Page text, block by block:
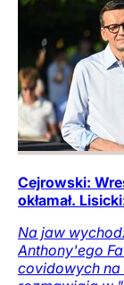
Cejrowski:
okłamał.
Na jaw
Anthony'ego
covidowych na